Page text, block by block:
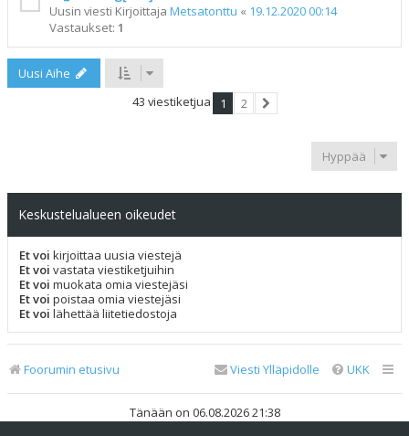
Uusin viesti Kirjoittaja Metsatonttu « 19.12.2020 00:14
Vastaukset: 1
Uusi Aihe
43 viestiketjua
1
2
Hyppää
Keskustelualueen oikeudet
Et voi kirjoittaa uusia viestejä
Et voi vastata viestiketjuihin
Et voi muokata omia viestejäsi
Et voi poistaa omia viestejäsi
Et voi lähettää liitetiedostoja
Foorumin etusivu UKK
Viesti Ylläpidolle
Tänään on 06.08.2026 21:38